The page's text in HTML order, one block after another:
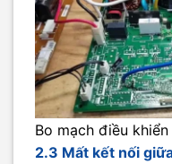
Bo mạch điều
2.3 Mất kết nối